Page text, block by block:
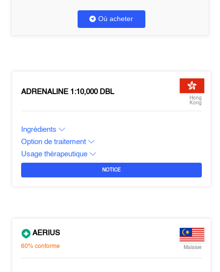
Où acheter
ADRENALINE 1:10,000 DBL
Hong
Kong
Ingrédients
Option de traitement
Usage thérapeutique
NOTICE
AERIUS
60%conforme Malaisie